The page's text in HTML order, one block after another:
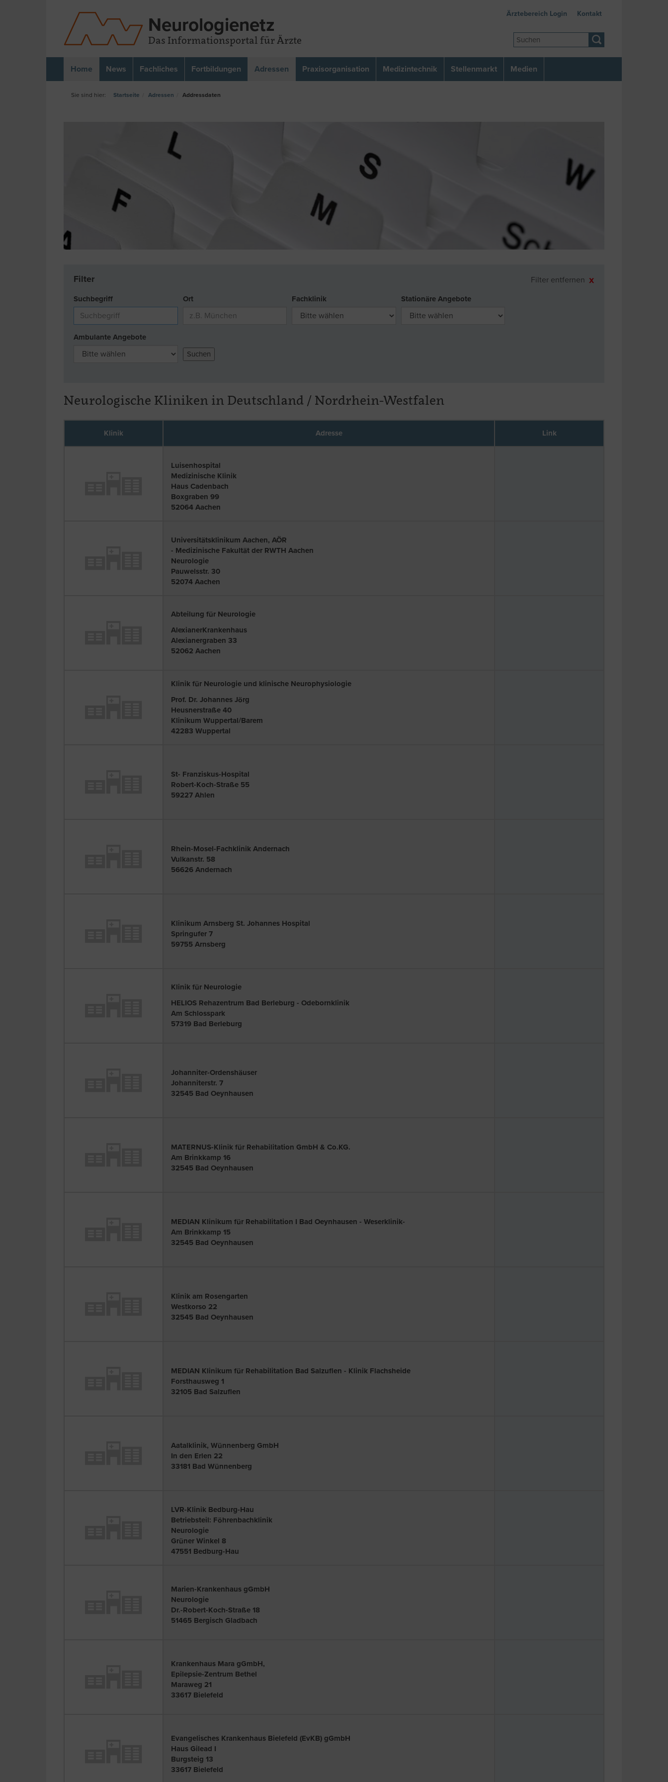
Neurologienetz
Das Informationsportal für Ärzte
Ärztebereich Login Kontakt
Home News Fachliches Fortbildungen Adressen Praxisorganisation Medizintechnik Stellenmarkt Medien
Startseite Adressen Addressdaten
Filter Filter entfernen
Suchbegriff Ort Fachklinik Stationäre Angebote
Ambulante Angebote
Neurologische Kliniken in Deutschland / Nordrhein-Westfalen
Klinik Adresse Link
Luisenhospital
Medizinische Klinik
Haus Cadenbach
Boxgraben 99
52064 Aachen
Universitätsklinikum Aachen, AÖR
- Medizinische Fakultät der RWTH Aachen
Neurologie
Pauwelsstr. 30
52074 Aachen
Abteilung für Neurologie
AlexianerKrankenhaus
Alexianergraben 33
52062 Aachen
Klinik für Neurologie und klinische Neurophysiologie
Prof. Dr. Johannes Jörg
Heusnerstraße 40
Klinikum Wuppertal/Barem
42283 Wuppertal
St- Franziskus-Hospital
Robert-Koch-Straße 55
59227 Ahlen
Rhein-Mosel-Fachklinik Andernach
Vulkanstr. 58
56626 Andernach
Klinikum Arnsberg St. Johannes Hospital
Springufer 7
59755 Arnsberg
Klinik für Neurologie
HELIOS Rehazentrum Bad Berleburg - Odebornklinik
Am Schlosspark
57319 Bad Berleburg
Johanniter-Ordenshäuser
Johanniterstr. 7
32545 Bad Oeynhausen
MATERNUS-Klinik für Rehabilitation GmbH & Co.KG.
Am Brinkkamp 16
32545 Bad Oeynhausen
MEDIAN Klinikum für Rehabilitation I Bad Oeynhausen - Weserklinik-
Am Brinkkamp 15
32545 Bad Oeynhausen
Klinik am Rosengarten
Westkorso 22
32545 Bad Oeynhausen
MEDIAN Klinikum für Rehabilitation Bad Salzuflen - Klinik Flachsheide
Forsthausweg 1
32105 Bad Salzuflen
Aatalklinik, Wünnenberg GmbH
In den Erlen 22
33181 Bad Wünnenberg
LVR-Klinik Bedburg-Hau
Betriebsteil: Föhrenbachklinik
Neurologie
Grüner Winkel 8
47551 Bedburg-Hau
Marien-Krankenhaus gGmbH
Neurologie
Dr.-Robert-Koch-Straße 18
51465 Bergisch Gladbach
Krankenhaus Mara gGmbH,
Epilepsie-Zentrum Bethel
Maraweg 21
33617 Bielefeld
Evangelisches Krankenhaus Bielefeld (EvKB) gGmbH
Haus Gilead I
Burgsteig 13
33617 Bielefeld